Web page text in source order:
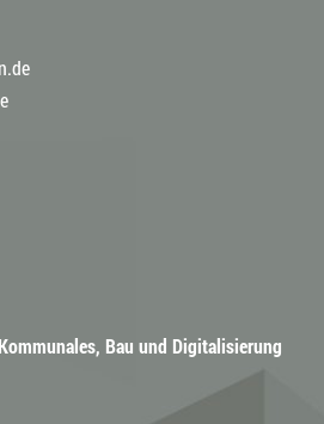
Bau und Digitalisierung